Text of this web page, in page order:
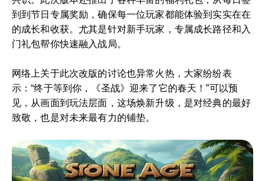
到到节日专属奖励，确保每一位玩家都能体验到实实在在
的成长和收获。尤其是针对新手玩家，专属成长路径和入
门礼包帮你快速融入战局。
网络上关于此次改版的讨论也异常火热，大家纷纷表
示：“终于等到你，《圣战》迎来了它的春天！”可以预
见，从画面到玩法层面，这场焕新升级，是对经典的最好
致敬，也是对未来最有力的铺垫。